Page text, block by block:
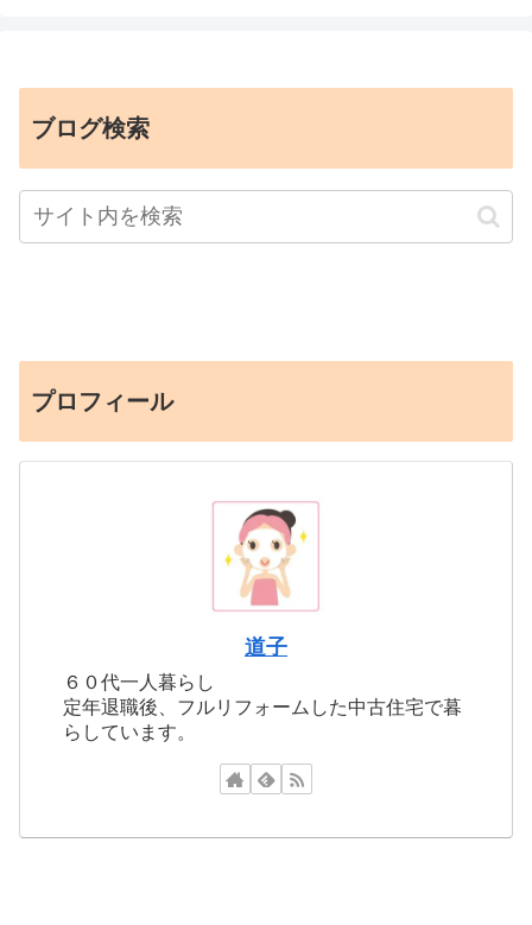
ブログ検索
プロフィール
道子
６０代一人暮らし
定年退職後、フルリフォームした中古住宅で暮
らしています。